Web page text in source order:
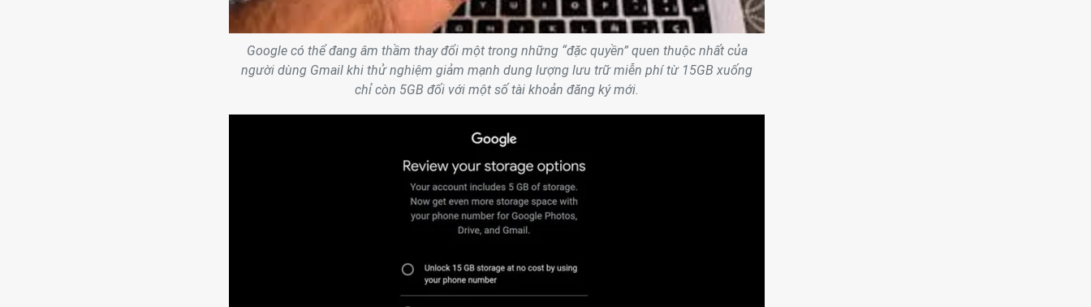
Google có thể đang âm thầm thay đổi một trong những “đặc quyền” quen thuộc nhất của
người dùng Gmail khi thử nghiệm giảm mạnh dung lượng lưu trữ miễn phí từ 15GB xuống
chỉ còn 5GB đối với một số tài khoản đăng ký mới.